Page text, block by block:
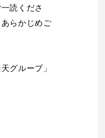
読くださ
らかじめご
グループ」